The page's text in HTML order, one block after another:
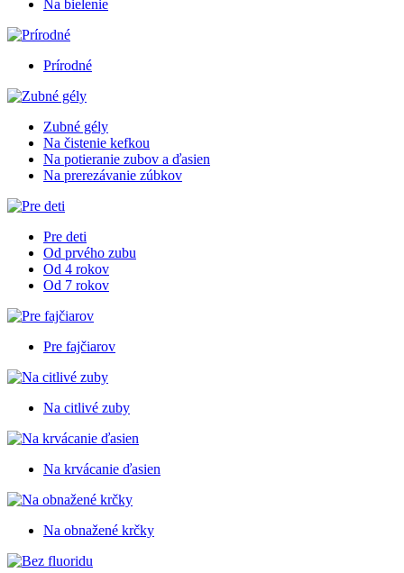
Na bielenie
Prírodné
Zubné gély
Na čistenie kefkou
Na potieranie zubov a ďasien
Na prerezávanie zúbkov
Pre deti
Od prvého zubu
Od 4 rokov
Od 7 rokov
Pre fajčiarov
Na citlivé zuby
Na krvácanie ďasien
Na obnažené krčky